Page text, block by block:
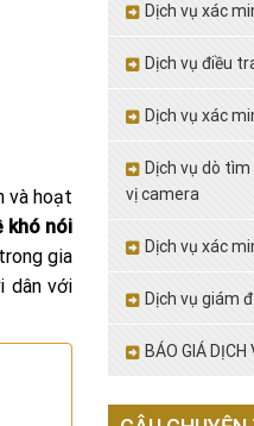
và hoạt
khó nói
gia
dân với
Dịch vụ xác
Dịch vụ điều
Dịch vụ xác
Dịch vụ dò
vị camera
Dịch vụ xác
Dịch vụ giám
BÁO GIÁ